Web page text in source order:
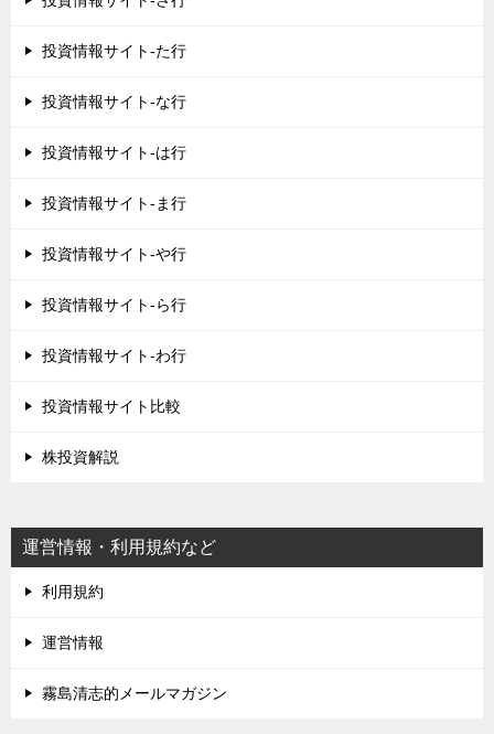
投資情報サイト-た行
投資情報サイト-な行
投資情報サイト-は行
投資情報サイト-ま行
投資情報サイト-や行
投資情報サイト-ら行
投資情報サイト-わ行
投資情報サイト比較
株投資解説
運営情報・利用規約など
利用規約
運営情報
霧島清志的メールマガジン